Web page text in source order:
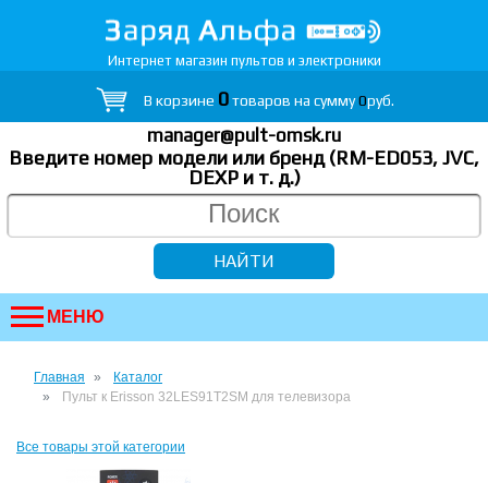
Интернет магазин пультов и электроники
В корзине 0товаров на сумму0руб.
manager@pult-omsk.ru
Введите номер модели или бренд (RM-ED053, JVC,
DEXP и т. д.)
МЕНЮ
Главная
Каталог
Пульт к Erisson 32LES91T2SM для телевизора
Все товары этой категории